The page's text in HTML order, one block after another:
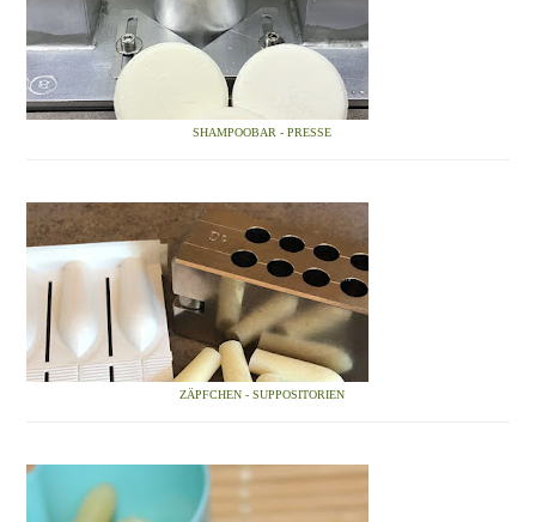
SHAMPOOBAR - PRESSE
ZÄPFCHEN - SUPPOSITORIEN